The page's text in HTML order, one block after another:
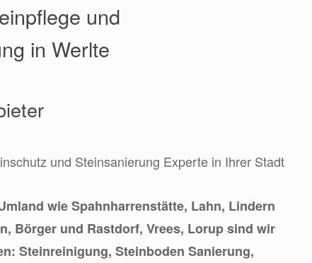
und
in Werlte
und Steinsanierung Experte in Ihrer Stadt
wie Spahnharrenstätte, Lahn, Lindern
Börger und Rastdorf, Vrees, Lorup sind wir
Steinreinigung, Steinboden Sanierung,